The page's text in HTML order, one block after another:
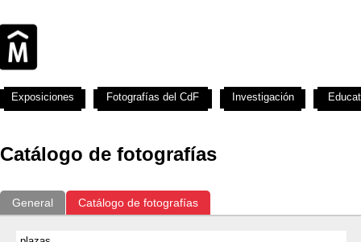
Catálogo de fotografías
General Catálogo de fotografías
Exposiciones Fotografías del CdF Investigación